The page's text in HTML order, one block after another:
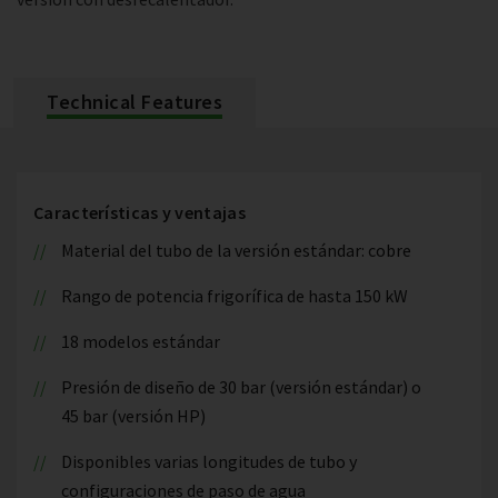
Technical Features
Características y ventajas
Material del tubo de la versión estándar: cobre
Rango de potencia frigorífica de hasta 150 kW
18 modelos estándar
Presión de diseño de 30 bar (versión estándar) o
45 bar (versión HP)
Disponibles varias longitudes de tubo y
configuraciones de paso de agua